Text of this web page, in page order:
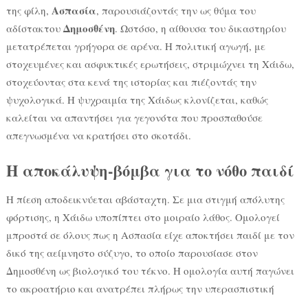
της φίλη, Ασπασία, παρουσιάζοντάς την ως θύμα του
αδίστακτουΔημοσθένη. Ωστόσο, η αίθουσα του δικαστηρίου
μετατρέπεται γρήγορα σε αρένα. Η πολιτική αγωγή, με
στοχευμένες και ασφυκτικές ερωτήσεις, στριμώχνει τη Χάιδω,
στοχεύοντας στα κενά της ιστορίας και πιέζοντάς την
ψυχολογικά. Η ψυχραιμία της Χάιδως κλονίζεται, καθώς
καλείται να απαντήσει για γεγονότα που προσπαθούσε
απεγνωσμένα να κρατήσει στο σκοτάδι.
Η αποκάλυψη-βόμβα για το νόθο παιδί
Η πίεση αποδεικνύεται αβάσταχτη. Σε μια στιγμή απόλυτης
φόρτισης, η Χάιδω υποπίπτει στο μοιραίο λάθος. Ομολογεί
μπροστά σε όλους πως η Ασπασία είχε αποκτήσει παιδί με τον
δικό της αείμνηστο σύζυγο, το οποίο παρουσίασε στον
Δημοσθένη ως βιολογικό του τέκνο. Η ομολογία αυτή παγώνει
το ακροατήριο και ανατρέπει πλήρως την υπερασπιστική